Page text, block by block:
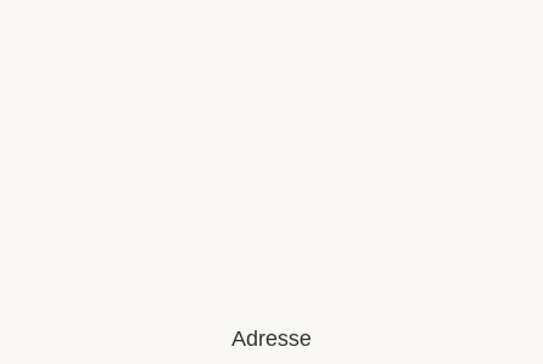
Adresse